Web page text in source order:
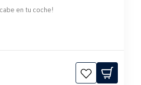
en tu coche!